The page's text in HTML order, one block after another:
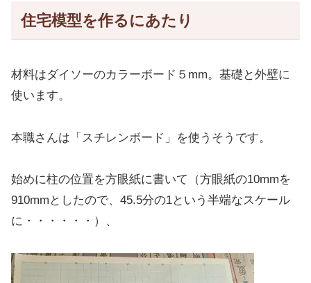
住宅模型を作るにあたり
材料はダイソーのカラーボード５mm。基礎と外壁に
使います。
本職さんは「スチレンボード」を使うそうです。
始めに柱の位置を方眼紙に書いて（方眼紙の10mmを
910mmとしたので、45.5分の1という半端なスケール
に・・・・・・）、